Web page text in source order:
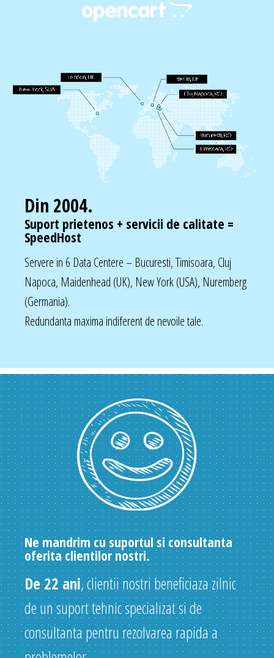
Din 2004.
Suport prietenos + servicii de calitate =
SpeedHost
Servere in 6 Data Centere – Bucuresti, Timisoara, Cluj
Napoca, Maidenhead (UK), New York (USA), Nuremberg
(Germania).
Redundanta maxima indiferent de nevoile tale.
Ne mandrim cu suportul si consultanta
oferita clientilor nostri.
De 22 ani, clientii nostri beneficiaza zilnic
de un suport tehnic specializat si de
consultanta pentru rezolvarea rapida a